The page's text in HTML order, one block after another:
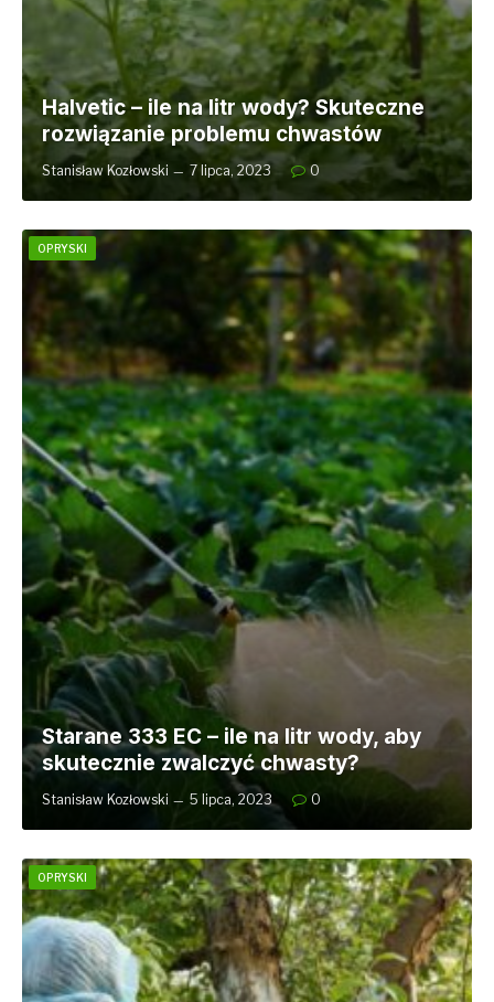
Halvetic – ile na litr wody? Skuteczne
rozwiązanie problemu chwastów
Stanisław Kozłowski 7 lipca, 2023 0
OPRYSKI
Starane 333 EC – ile na litr wody, aby
skutecznie zwalczyć chwasty?
Stanisław Kozłowski 5 lipca, 2023 0
OPRYSKI